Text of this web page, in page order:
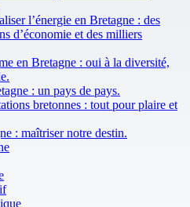
l’énergie en Bretagne : des
d’économie et des milliers
en Bretagne : oui à la diversité,
: un pays de pays.
bretonnes : tout pour plaire et
: maîtriser notre destin.